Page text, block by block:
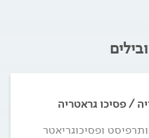
/ פסיכו גראטריה
ופסיכוגריאטר